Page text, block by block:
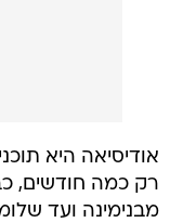
אודיסיאה היא
רק כמה חודשים,
מבנימינה ועד